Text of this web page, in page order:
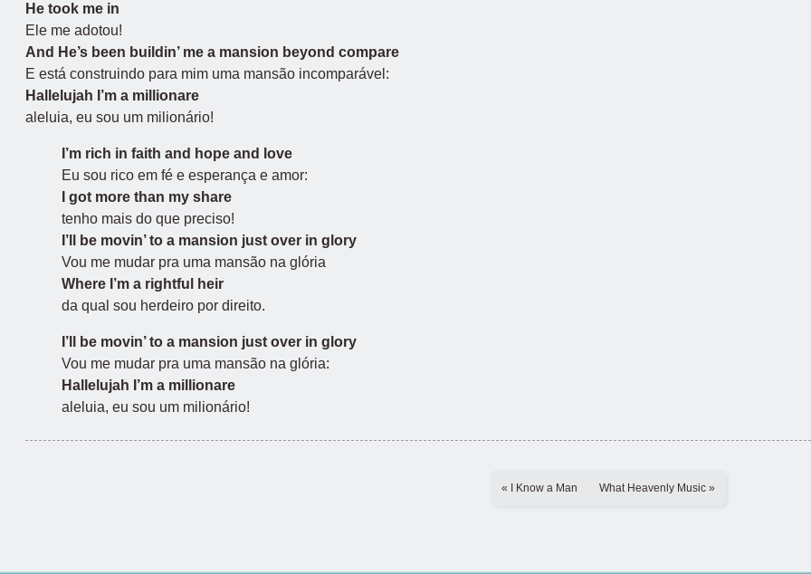
He took me in
Ele me adotou!
And He’s been buildin’ me a mansion beyond compare
E está construindo para mim uma mansão incomparável:
Hallelujah I’m a millionare
aleluia, eu sou um milionário!
I’m rich in faith and hope and love
Eu sou rico em fé e esperança e amor:
I got more than my share
tenho mais do que preciso!
I’ll be movin’ to a mansion just over in glory
Vou me mudar pra uma mansão na glória
Where I’m a rightful heir
da qual sou herdeiro por direito.
I’ll be movin’ to a mansion just over in glory
Vou me mudar pra uma mansão na glória:
Hallelujah I’m a millionare
aleluia, eu sou um milionário!
« I Know a Man What Heavenly Music »